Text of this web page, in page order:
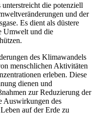
unterstreicht die potenziell
und der
. Es dient als düstere
Umwelt und die
.
des Klimawandels
menschlichen Aktivitäten
erleben. Diese
dienen und
zurReduzierung der
Auswirkungen des
Leben auf der Erde zu